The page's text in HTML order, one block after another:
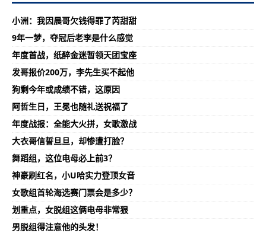
小洲：我因晨哥欠钱得罪了芮甜甜
9年一梦，夺冠后老李是什么感觉
年度首战，纸醉金迷暂领天团宝座
发哥报价200万，李先生买不起他
狗剩今年或成绩不错，这原因
阿哲生日，王冕也随礼送祝福了
年度战报：全能大火拼，女歌激战
大衣哥信誓旦旦，却惨遭打脸？
舞蹈组，这位电母必上前3？
神豪刷红名，小U哈实力登顶女音
女歌组首轮海选赛门票会是多少？
划重点，女脱组这俩电母非常狠
男脱组得注意他的头发！